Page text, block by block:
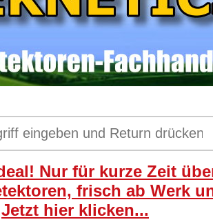
Nur für kurze Zeit
frisch ab Werk
Jetzt hier klicken...